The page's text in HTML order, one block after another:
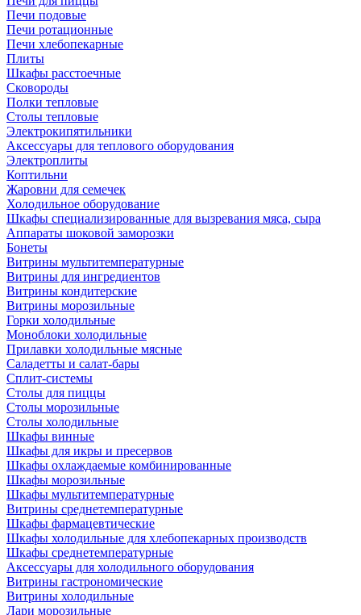
Печи подовые
Печи ротационные
Печи хлебопекарные
Плиты
Шкафы расстоечные
Сковороды
Полки тепловые
Столы тепловые
Электрокипятильники
Аксессуары для теплового оборудования
Электроплиты
Коптильни
Жаровни для семечек
Холодильное оборудование
Шкафы специализированные для вызревания мяса, сыра
Аппараты шоковой заморозки
Бонеты
Витрины мультитемпературные
Витрины для ингредиентов
Витрины кондитерские
Витрины морозильные
Горки холодильные
Моноблоки холодильные
Прилавки холодильные мясные
Саладетты и салат-бары
Сплит-системы
Столы для пиццы
Столы морозильные
Столы холодильные
Шкафы винные
Шкафы для икры и пресервов
Шкафы охлаждаемые комбинированные
Шкафы морозильные
Шкафы мультитемпературные
Витрины среднетемпературные
Шкафы фармацевтические
Шкафы холодильные для хлебопекарных производств
Шкафы среднетемпературные
Аксессуары для холодильного оборудования
Витрины гастрономические
Витрины холодильные
Лари морозильные